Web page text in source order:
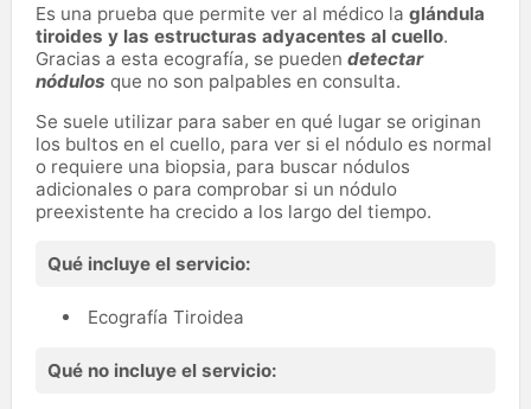
Es una prueba que permite ver al médico la glándula
tiroides y las estructuras adyacentes al cuello.
Gracias a esta ecografía, se pueden detectar
nódulos que no son palpables en consulta.
Se suele utilizar para saber en qué lugar se originan
los bultos en el cuello, para ver si el nódulo es normal
o requiere una biopsia, para buscar nódulos
adicionales o para comprobar si un nódulo
preexistente ha crecido a los largo del tiempo.
Qué incluye el servicio:
Ecografía Tiroidea
Qué no incluye el servicio: